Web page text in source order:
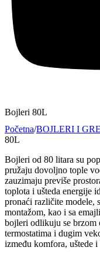
Bojleri 80L
Početna/BOJLERI I
80L
Bojleri od 80 litara su
pružaju dovoljno tople
zauzimaju previše
toplota i ušteda energije
pronaći različite modele,
montažom, kao i sa
bojleri odlikuju se brzom
termostatima i dugim
između komfora, uštede